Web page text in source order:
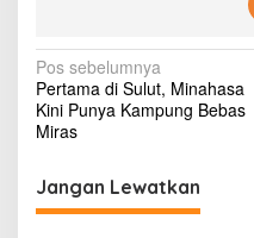
N
a
v
i
g
Pos sebelumnya
Pertama di Sulut, Minahasa
Kini Punya Kampung Bebas
Miras
Jangan Lewatkan